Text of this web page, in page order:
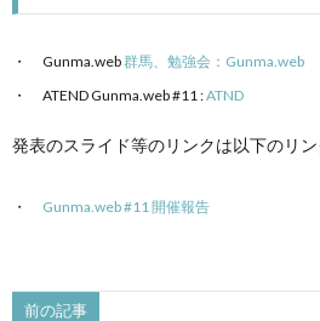
Gunma.web群馬、勉強会：Gunma.web
ATEND Gunma.web #11 :ATND
発表のスライド等のリンクは以下のリン
Gunma.web #11 開催報告
前の記事